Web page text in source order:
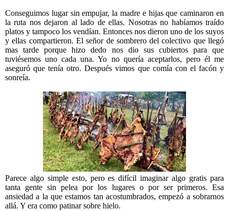
Conseguimos lugar sin empujar, la madre e hijas que caminaron en
la ruta nos dejaron al lado de ellas. Nosotras no habíamos traído
platos y tampoco los vendían. Entonces nos dieron uno de los suyos
y ellas compartieron. El señor de sombrero del colectivo que llegó
mas tarde porque hizo dedo nos dio sus cubiertos para que
tuviésemos uno cada una. Yo no quería aceptarlos, pero él me
aseguró que tenía otro. Después vimos que comía con el facón y
sonreía.
Parece algo simple esto, pero es difícil imaginar algo gratis para
tanta gente sin pelea por los lugares o por ser primeros. Esa
ansiedad a la que estamos tan acostumbrados, empezó a sobrarnos
allá. Y era como patinar sobre hielo.